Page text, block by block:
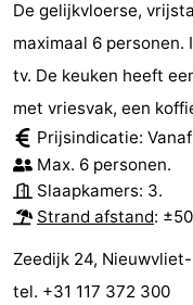
De gelijkvloerse,
maximaal 6
tv. De keuken heeft
met vriesvak, een
Prijsindicatie:
Max. 6 personen.
Slaapkamers: 3.
Strand afstand:
Zeedijk 24,
tel. +31 117 372 300